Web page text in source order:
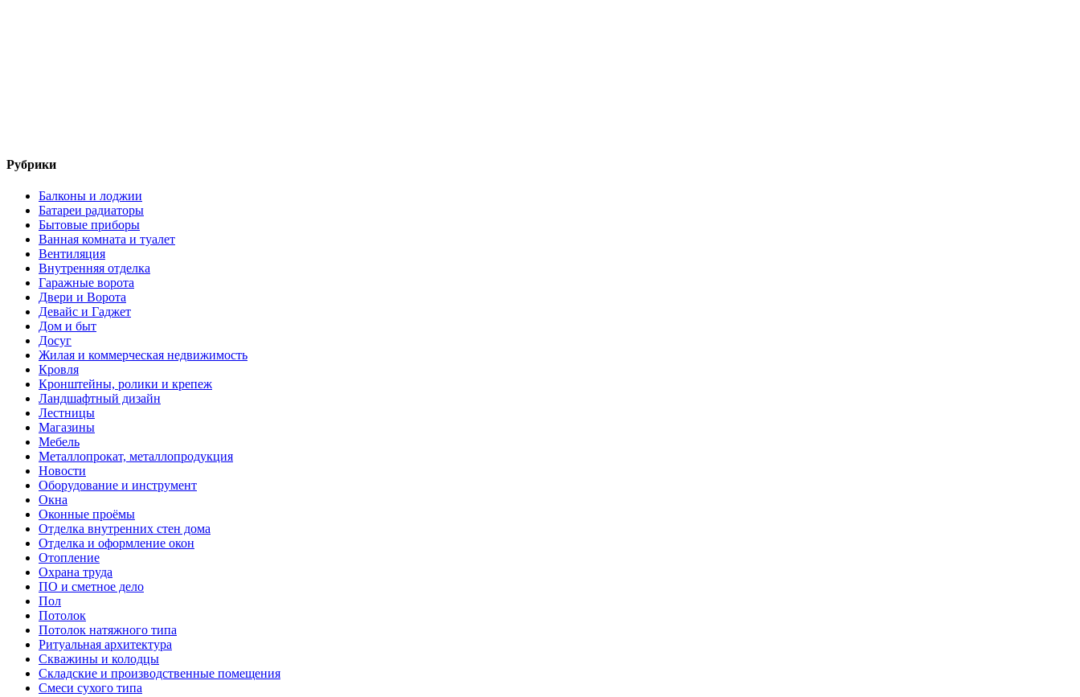
Рубрики
Балконы и лоджии
Батареи радиаторы‎
Бытовые приборы
Ванная комната и туалет
Вентиляция
Внутренняя отделка
Гаражные ворота
Двери и Ворота
Девайс и Гаджет
Дом и быт
Досуг
Жилая и коммерческая недвижимость
Кровля
Кронштейны, ролики и крепеж
Ландшафтный дизайн
Лестницы
Магазины
Мебель
Металлопрокат, металлопродукция
Новости
Оборудование и инструмент
Окна
Оконные проёмы
Отделка внутренних стен дома
Отделка и оформление окон
Отопление
Охрана труда
ПО и сметное дело
Пол
Потолок
Потолок натяжного типа
Ритуальная архитектура
Скважины и колодцы
Складские и производственные помещения
Смеси сухого типа